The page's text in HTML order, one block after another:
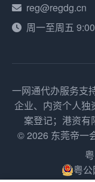
reg@regdg.cn
周一至周五
一网通代办服务支
企业、内资个人独
案登记；港资有
© 2026 东莞帝一
粤